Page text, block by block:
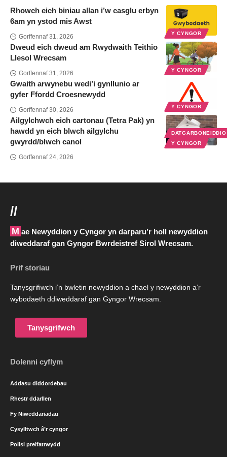
Y CYNGOR
Rhowch eich biniau allan i’w casglu erbyn
6am yn ystod mis Awst
Gorffennaf 31, 2026
Y CYNGOR
Dweud eich dweud am Rwydwaith Teithio
Llesol Wrecsam
Gorffennaf 31, 2026
Y CYNGOR
Gwaith arwynebu wedi’i gynllunio ar
gyfer Ffordd Croesnewydd
Gorffennaf 30, 2026
Y CYNGOR
Ailgylchwch eich cartonau (Tetra Pak) yn
hawdd yn eich blwch ailgylchu
gwyrdd/blwch canol
Gorffennaf 24, 2026
//
Mae Newyddion y Cyngor yn darparu’r holl newyddion
diweddaraf gan Gyngor Bwrdeistref Sirol Wrecsam.
Prif storiau
Tanysgrifiwch i’n bwletin newyddion a chael y newyddion a’r
wybodaeth ddiweddaraf gan Gyngor Wrecsam.
Tanysgrifwch
Dolenni cyflym
Addasu diddordebau
Rhestr ddarllen
Fy Niweddariadau
Cysylltwch â’r cyngor
Polisi preifatrwydd